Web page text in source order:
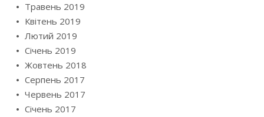
Травень 2019
Квітень 2019
Лютий 2019
Січень 2019
Жовтень 2018
Серпень 2017
Червень 2017
Січень 2017